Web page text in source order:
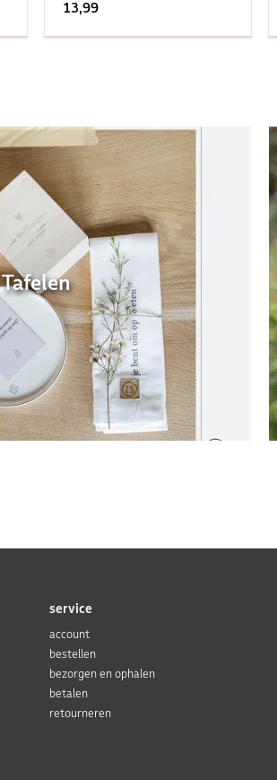
13,99
Tafelen
service
account
bestellen
bezorgen en ophalen
betalen
retourneren